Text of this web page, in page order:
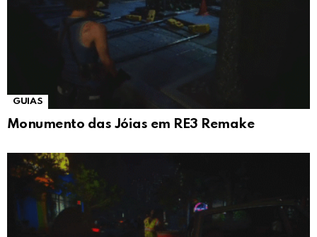
GUIAS
Monumento das Jóias em RE3 Remake